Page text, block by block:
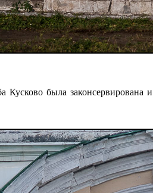
Кусково была